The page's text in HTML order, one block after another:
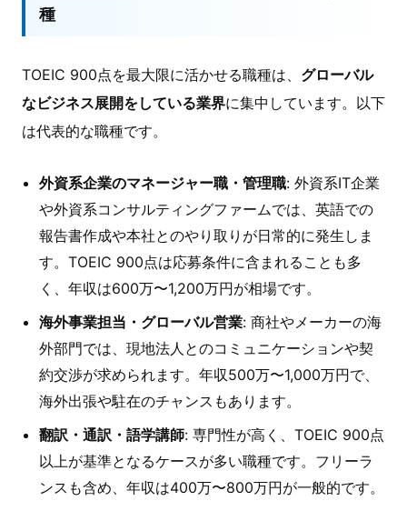
種
TOEIC 900点を最大限に活かせる職種は、 グローバル
なビジネス展開をしている業界に集中しています。以下
は代表的な職種です。
外資系企業のマネージャー職・管理職: 外資系IT企業
や外資系コンサルティングファームでは、英語での
報告書作成や本社とのやり取りが日常的に発生しま
す。TOEIC 900点は応募条件に含まれることも多
く、年収は600万〜1,200万円が相場です。
海外事業担当・グローバル営業: 商社やメーカーの海
外部門では、現地法人とのコミュニケーションや契
約交渉が求められます。年収500万〜1,000万円で、
海外出張や駐在のチャンスもあります。
翻訳・通訳・語学講師: 専門性が高く、TOEIC 900点
以上が基準となるケースが多い職種です。フリーラ
ンスも含め、年収は400万〜800万円が一般的です。